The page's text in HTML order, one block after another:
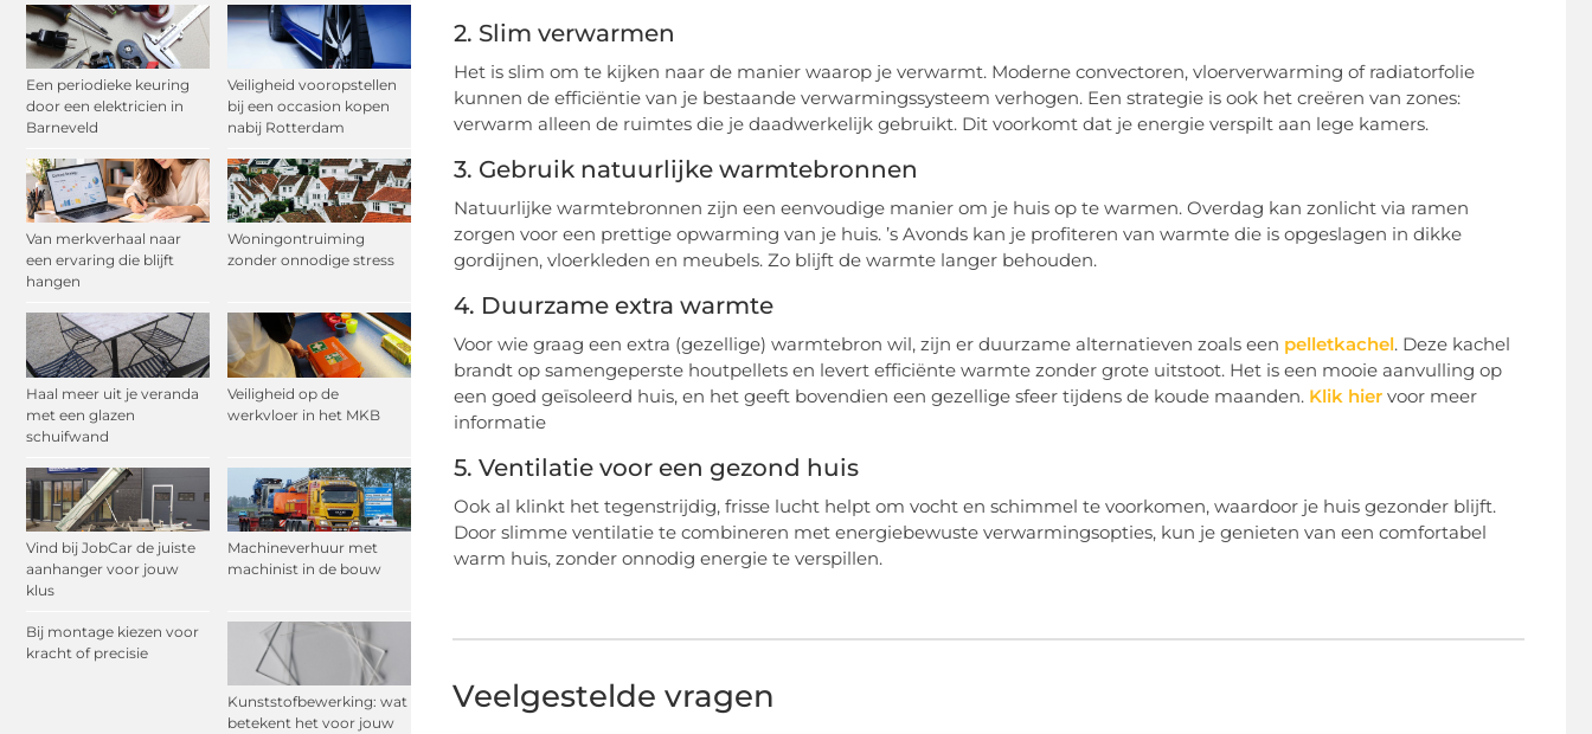
Een periodieke keuring
door een elektricien in
Barneveld
Veiligheid vooropstellen
bij een occasion kopen
nabij Rotterdam
Van merkverhaal naar
een ervaring die blijft
hangen
Woningontruiming
zonder onnodige stress
Haal meer uit je veranda
met een glazen
schuifwand
Veiligheid op de
werkvloer in het MKB
Vind bij JobCar de juiste
aanhanger voor jouw
klus
Machineverhuur met
machinist in de bouw
Bij montage kiezen voor
kracht of precisie
Kunststofbewerking: wat
betekent het voor jouw
2. Slim verwarmen
Het is slim om te kijken naar de manier waarop je verwarmt. Moderne convectoren, vloerverwarming of radiatorfolie
kunnen de efficiëntie van je bestaande verwarmingssysteem verhogen. Een strategie is ook het creëren van zones:
verwarm alleen de ruimtes die je daadwerkelijk gebruikt. Dit voorkomt dat je energie verspilt aan lege kamers.
3. Gebruik natuurlijke warmtebronnen
Natuurlijke warmtebronnen zijn een eenvoudige manier om je huis op te warmen. Overdag kan zonlicht via ramen
zorgen voor een prettige opwarming van je huis. ’s Avonds kan je profiteren van warmte die is opgeslagen in dikke
gordijnen, vloerkleden en meubels. Zo blijft de warmte langer behouden.
4. Duurzame extra warmte
Voor wie graag een extra (gezellige) warmtebron wil, zijn er duurzame alternatieven zoals een pelletkachel. Deze kachel
brandt op samengeperste houtpellets en levert efficiënte warmte zonder grote uitstoot. Het is een mooie aanvulling op
een goed geïsoleerd huis, en het geeft bovendien een gezellige sfeer tijdens de koude maanden. Klik hier voor meer
informatie
5. Ventilatie voor een gezond huis
Ook al klinkt het tegenstrijdig, frisse lucht helpt om vocht en schimmel te voorkomen, waardoor je huis gezonder blijft.
Door slimme ventilatie te combineren met energiebewuste verwarmingsopties, kun je genieten van een comfortabel
warm huis, zonder onnodig energie te verspillen.
Veelgestelde vragen